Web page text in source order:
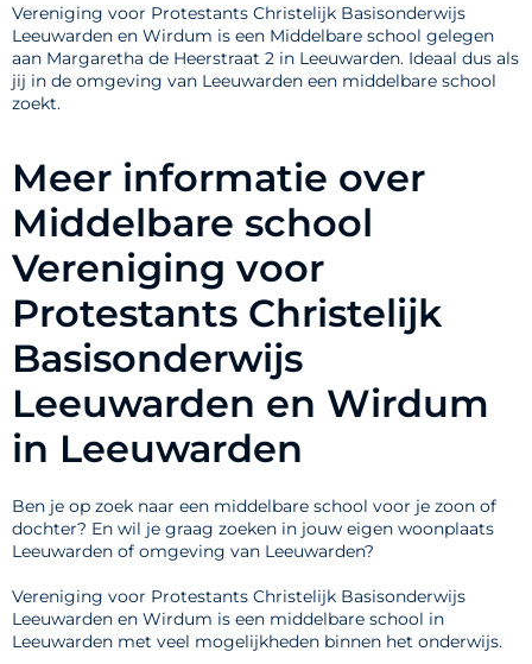
Vereniging voor Protestants Christelijk Basisonderwijs
Leeuwarden en Wirdum is een Middelbare school gelegen
aan Margaretha de Heerstraat 2 in Leeuwarden. Ideaal dus als
jij in de omgeving van Leeuwarden een middelbare school
zoekt.
Meer informatie over
Middelbare school
Vereniging voor
Protestants Christelijk
Basisonderwijs
Leeuwarden en Wirdum
in Leeuwarden
Ben je op zoek naar een middelbare school voor je zoon of
dochter? En wil je graag zoeken in jouw eigen woonplaats
Leeuwarden of omgeving van Leeuwarden?
Vereniging voor Protestants Christelijk Basisonderwijs
Leeuwarden en Wirdum is een middelbare school in
Leeuwarden met veel mogelijkheden binnen het onderwijs.